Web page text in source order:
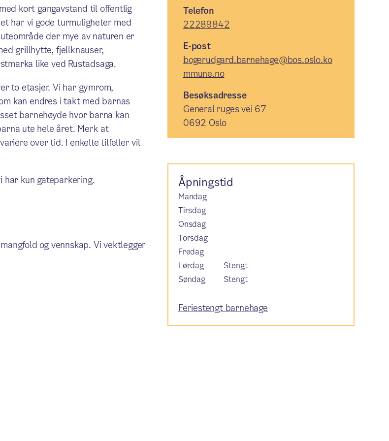
kort gangavstand til offentlig
har vi gode turmuligheter med
der mye av naturen er
grillhytte, fjellknauser,
like ved Rustadsaga.
to etasjer. Vi har gymrom,
kan endres i takt med barnas
barnehøyde hvor barna kan
ute hele året. Merk at
over tid. I enkelte tilfeller vil
har kun gateparkering.
og vennskap. Vi vektlegger
Telefon
22289842
E-post
bogerudgard.barnehage@bos.oslo.ko
mmune.no
Besøksadresse
General ruges vei 67
0692 Oslo
Åpningstid
Mandag
Tirsdag
Onsdag
Torsdag
Fredag
Lørdag
Stengt
Søndag
Stengt
Feriestengt barnehage